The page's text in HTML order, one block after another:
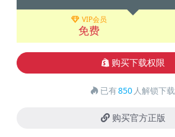
VIP会员
免费
购买下载权限
已有850 人解锁下载
购买官方正版